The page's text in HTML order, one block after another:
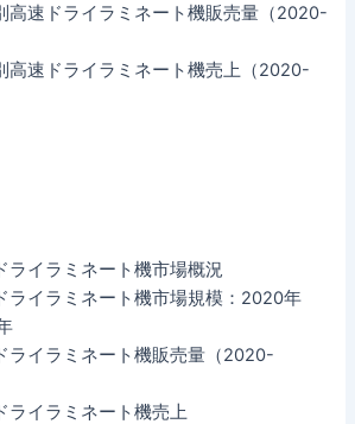
高速ドライラミネート機販売量（2020-
高速ドライラミネート機売上（2020-
ライラミネート機市場概況
ライラミネート機市場規模：2020年
ライラミネート機販売量（2020-
ライラミネート機売上